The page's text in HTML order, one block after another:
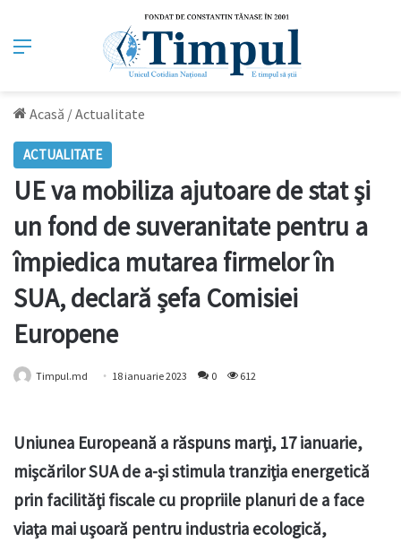
Meniu
Acasă /Actualitate
ACTUALITATE
UE va mobiliza ajutoare de stat şi
un fond de suveranitate pentru a
împiedica mutarea firmelor în
SUA, declară șefa Comisiei
Europene
Timpul.md 18 ianuarie 2023 0 612
Uniunea Europeană a răspuns marţi, 17 ianuarie,
mişcărilor SUA de a-şi stimula tranziţia energetică
prin facilităţi fiscale cu propriile planuri de a face
viaţa mai uşoară pentru industria ecologică,